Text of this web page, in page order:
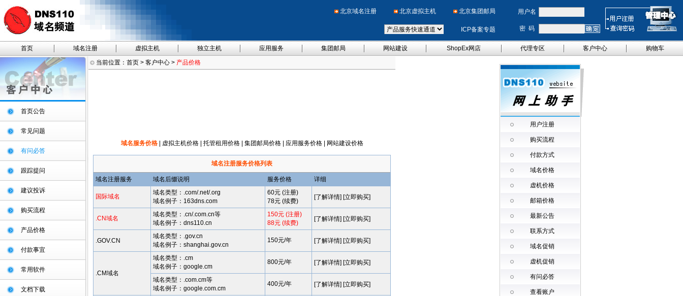
北京域名注册 北京虚拟主机 北京集团邮局
ICP备案专题
用户名
密 码
首页 域名注册 虚拟主机 独立主机 应用服务 集团邮局 网站建设 ShopEx网店 代理专区 客户中心 购物车
首页公告
常见问题
有问必答
跟踪提问
建议投诉
购买流程
产品价格
付款事宜
常用软件
文档下载
当前位置： 首页 > 客户中心 > 产品价格
域名服务价格| 虚拟主机价格| 托管租用价格| 集团邮局价格| 应用服务价格| 网站建设价格
域名注册服务价格列表
域名注册服务 域名后缀说明 服务价格 详细
国际域名
域名类型：.com/.net/.org
域名例子：163dns.com
60元 (注册)
78元 (续费)
[了解详情] [立即购买]
.CN域名
域名类型：.cn/.com.cn等
域名例子：dns110.cn
150元 (注册)
88元 (续费)
[了解详情] [立即购买]
.GOV.CN
域名类型：.gov.cn
域名例子：shanghai.gov.cn
150元/年 [了解详情] [立即购买]
.CM域名
域名类型：.cm
域名例子：google.cm
800元/年 [了解详情] [立即购买]
域名类型：.com.cm等
域名例子：google.com.cm
400元/年 [了解详情] [立即购买]
用户注册
购买流程
付款方式
域名价格
虚机价格
邮箱价格
最新公告
联系方式
域名促销
虚机促销
有问必答
查看账户